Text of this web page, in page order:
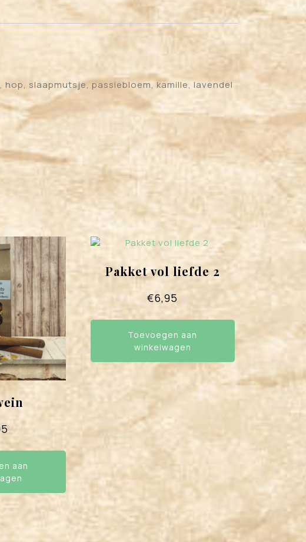
slaapmutsje, passiebloem, kamille, lavendel
aan
Pakket vol liefde 2
€6,95
Toevoegen aan
winkelwagen